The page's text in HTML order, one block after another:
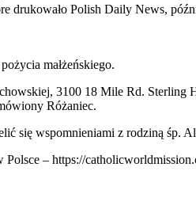
Polish Daily News,
małżeńskiego.
3100 18 Mile Rd. Sterling
Różaniec.
się wspomnieniami z rodziną śp.
– https://